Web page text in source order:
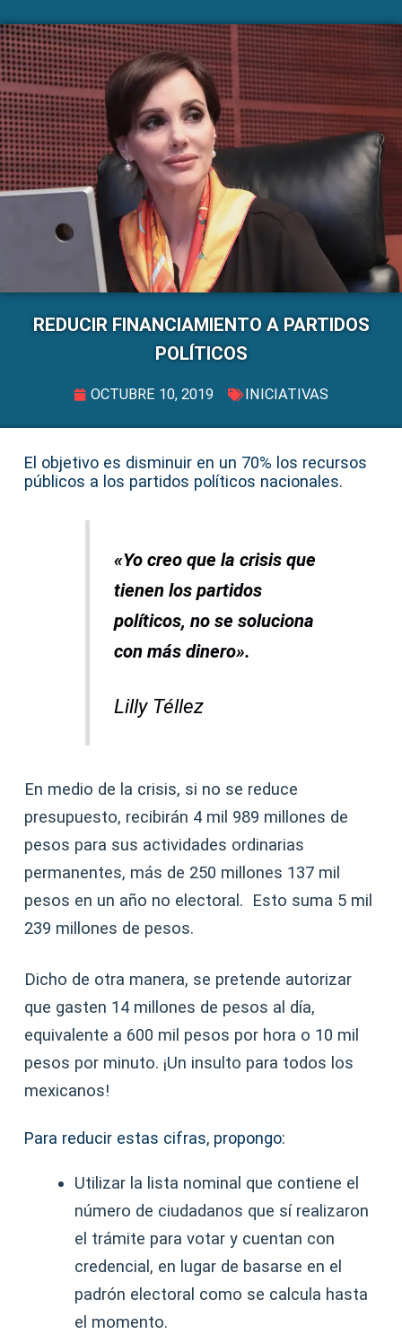
REDUCIR FINANCIAMIENTO A PARTIDOS
POLÍTICOS
OCTUBRE 10, 2019 INICIATIVAS
El objetivo es disminuir en un 70% los recursos
públicos a los partidos políticos nacionales.
«Yo creo que la crisis que
tienen los partidos
políticos, no se soluciona
con más dinero».
Lilly Téllez
En medio de la crisis, si no se reduce
presupuesto, recibirán 4 mil 989 millones de
pesos para sus actividades ordinarias
permanentes, más de 250 millones 137 mil
pesos en un año no electoral. Esto suma 5 mil
239 millones de pesos.
Dicho de otra manera, se pretende autorizar
que gasten 14 millones de pesos al día,
equivalente a 600 mil pesos por hora o 10 mil
pesos por minuto. ¡Un insulto para todos los
mexicanos!
Para reducir estas cifras, propongo:
Utilizar la lista nominal que contiene el
número de ciudadanos que sí realizaron
el trámite para votar y cuentan con
credencial, en lugar de basarse en el
padrón electoral como se calcula hasta
el momento.